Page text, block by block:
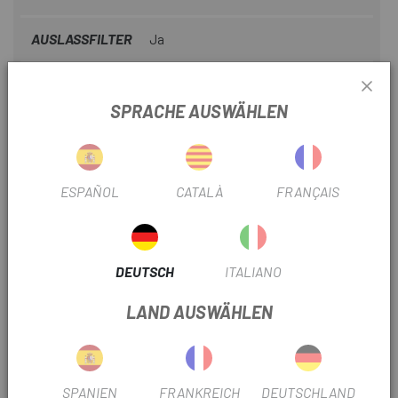
AUSLASSFILTER Ja
PRODUKTINFORMATION
Eigenschaften:
- 12 Funktionen: Enthält Inbusschlüssel, Kreuzschlitz- und
- Hochwertige Materialien: Hergestellt aus
Griff ermöglichen eine einfache Handhabung.
SPRACHE AUSWÄHLEN
ESPAÑOL CATALÀ FRANÇAIS
DEUTSCH ITALIANO
LAND AUSWÄHLEN
SPANIEN FRANKREICH DEUTSCHLAND